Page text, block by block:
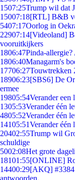
1507:25Trump wil dat
15007:18[RTL] B&B
5407:17Oorlog in
22907:14[Videoland]
vooruitkijkers
1806:47Pinda-allergie?
1806:40Managarm's
17706:27Touwtrekken
18906:23[SBS6] De
ermee
19805:54Verander een
1305:53Verander één
4805:52Verander één
14105:51Verander één
20402:55Trump wil
schuldige
5002:08Het grote
18101:55[ONLINE]
14400:29[AKQ] #3384
antwoorden.